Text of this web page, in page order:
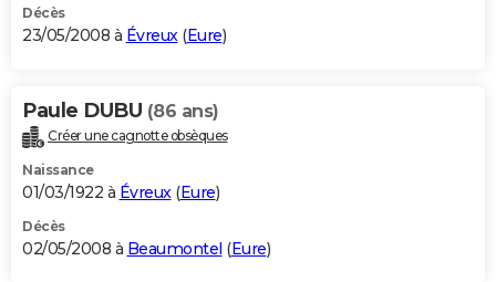
Décès
23/05/2008 à Évreux(Eure)
Paule DUBU (86 ans)
Créer une cagnotte obsèques
Naissance
01/03/1922 à Évreux(Eure)
Décès
02/05/2008 à Beaumontel (Eure)